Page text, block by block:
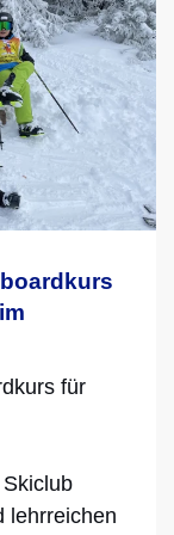
für
lehrreichen